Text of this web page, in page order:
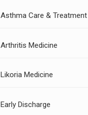
Asthma Care & Treatment
Arthritis Medicine
Likoria Medicine
Early Discharge